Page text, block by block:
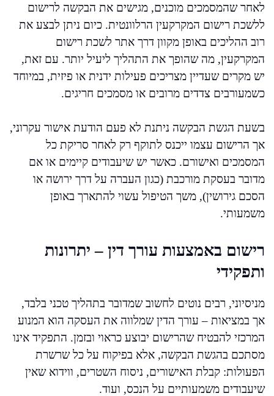
לאחר שהמסמכים מוכנים, מגישים את הבקשה לרישום
ללשכת רישום המקרקעין הרלוונטית. כיום ניתן לבצע את
רוב ההליכים באופן מקוון דרך אתר לשכת רישום
המקרקעין, מה שהופך את התהליך ליעיל יותר. עם זאת,
יש מקרים שעדיין מצריכים פעילות ידנית או פיזית, במיוחד
כשמעורבים צדדים מרובים או מסמכים חריגים.
בשעת הגשת הבקשה ניתנת לא פעם הודעת אישור עקרוני,
אך הרישום עצמו ייכנס לתוקף רק לאחר סריקת כל
המסמכים ואישורם. כאשר יש שיעבודים קיימים או אם
מדובר בעסקת מורכבת (כגון העברה על דרך ירושה או
הסכם גירושין), משך הטיפול עשוי להתארך באופן
משמעותי.
רישום באמצעות עורך דין – יתרונות
ותפקידי
מניסיוני, רבים נוטים לחשוב שמדובר בתהליך טכני בלבד,
אך במציאות – עורך הדין שמלווה את העסקה הוא המנוע
המרכזי להבטיח שהרישום יבוצע כראוי ובזמן. התפקיד אינו
מסתכם בהגשת הבקשה, אלא בפיקוח על כל שרשרת
הפעולות: קבלת האישורים, ניסוח השטרים, ווידוא שאין
שיעבודים משמעותיים על הנכס, ועוד.